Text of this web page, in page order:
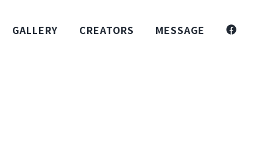
GALLERY CREATORS MESSAGE